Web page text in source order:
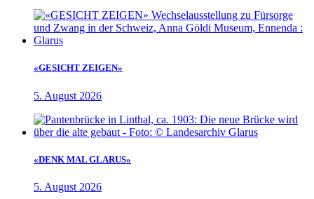
«GESICHT ZEIGEN»
5. August 2026
«DENK MAL GLARUS»
5. August 2026